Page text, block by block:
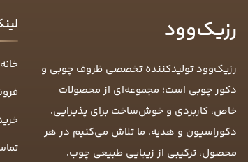
رزیک‌وود
رزیک‌وود تولیدکننده تخصصی ظروف چوبی و
دکور چوبی است؛ مجموعه‌ای از محصولات
خاص، کاربردی و خوش‌ساخت برای پذیرایی،
دکوراسیون و هدیه. ما تلاش می‌کنیم در هر
محصول، ترکیبی از زیبایی طبیعی چوب،
خانه